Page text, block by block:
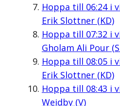
Hoppa till 06:24i
Erik Slottner (KD)
Hoppa till 07:32 i
Gholam Ali Pour
Hoppa till 08:05i
Erik Slottner (KD)
Hoppa till 08:43 i
Weidby (V)